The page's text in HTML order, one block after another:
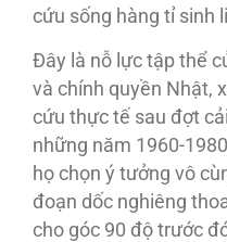
cứu sống hàng tỉ sinh
Đây là nỗ lực tập thể
và chính quyền Nhật,
cứu thực tế sau đợt
những năm 1960-
họ chọn ý tưởng vô
đoạn dốc nghiêng
cho góc 90 độ trước